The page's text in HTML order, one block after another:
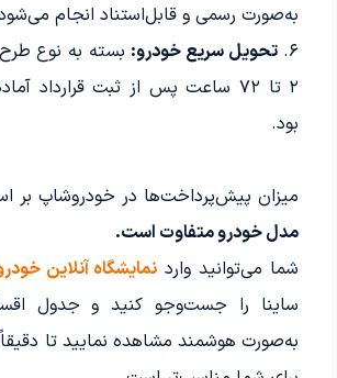
به‌صورت رسمی و قابل‌استناد انجام
۶. تحویل سریع خودرو: بسته به نوع
۲ تا ۷۲ ساعت پس از ثبت قرارداد
بود.
میزان پیش‌پرداخت‌ها در خودرو‌شاپ بر
مدل خودرو متفاوت است.
شما می‌توانید وارد نمایشگاه آنلاین
ساینا را جست‌وجو کنید و جدول
به‌صورت هوشمند مشاهده نمایید تا دقیقاً